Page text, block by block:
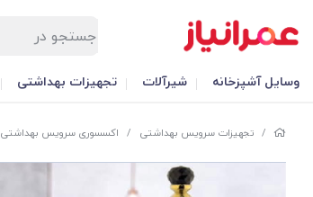
وسایل آشپزخانه شیرآلات تجهیزات بهداشتی
/ تجهیزات سرویس بهداشتی / اکسسوری سرویس بهداشتی